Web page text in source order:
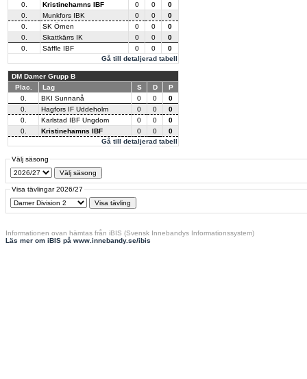
Gå till detaljerad tabell
0.
Kristinehamns IBF 0 0
0
0.
Munkfors IBK 0 0
0
0.
SK Örnen 0 0
0
0.
Skattkärrs IK 0 0
0
0.
Säffle IBF 0 0 0
DM Damer Grupp B
Plac.
Lag S D P
Gå till detaljerad tabell
0. BKI Sunnanå 0 0
0
0.
Hagfors IF Uddeholm 0 0
0
0.
Karlstad IBF Ungdom 0 0
0
0.
Kristinehamns IBF 0 0 0
Välj säsong
Visa tävlingar 2026/27
Informationen ovan hämtas från iBIS (Svensk Innebandys Informationssystem)
Läs mer om iBIS på www.innebandy.se/ibis